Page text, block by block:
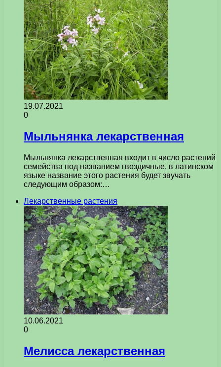
19.07.2021
0
Мыльнянка лекарственная
Мыльнянка лекарственная входит в число растений
семейства под названием гвоздичные, в латинском
языке название этого растения будет звучать
следующим образом:…
Лекарственные растения
10.06.2021
0
Мелисса лекарственная